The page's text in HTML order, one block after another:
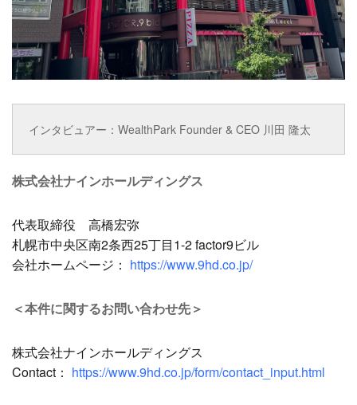
インタビュアー：WealthPark Founder & CEO 川田 隆太
株式会社ナインホールディングス
代表取締役 高橋宏弥
札幌市中央区南2条西25丁目1-2 factor9ビル
会社ホームページ： https://www.9hd.co.jp/
＜本件に関するお問い合わせ先＞
株式会社ナインホールディングス
Contact： https://www.9hd.co.jp/form/contact_input.html